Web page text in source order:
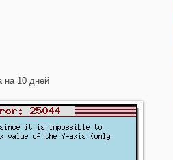
на 10 дней